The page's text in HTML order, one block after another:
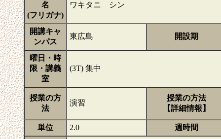
名
(フリガナ)
ワキタニ シン
開講キャ
ンパス
東広島 開設期
曜日・時
限・講義
室
(3T) 集中
授業の方
法
演習
授業の方法
【詳細情報】
単位 2.0
週時間